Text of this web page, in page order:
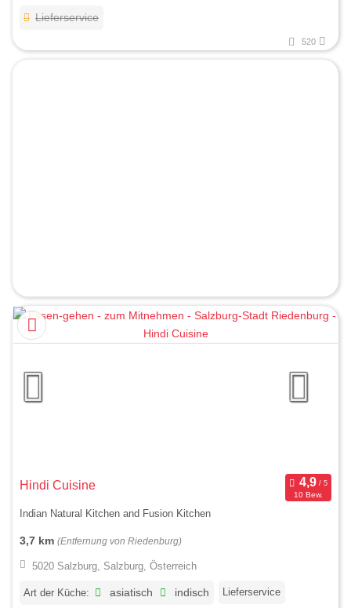
Lieferservice
520
Hindi Cuisine
10 Bew.
Indian Natural Kitchen and Fusion Kitchen
3,7 km (Entfernung von Riedenburg)
5020 Salzburg, Salzburg, Österreich
Art der Küche: asiatisch indisch Lieferservice